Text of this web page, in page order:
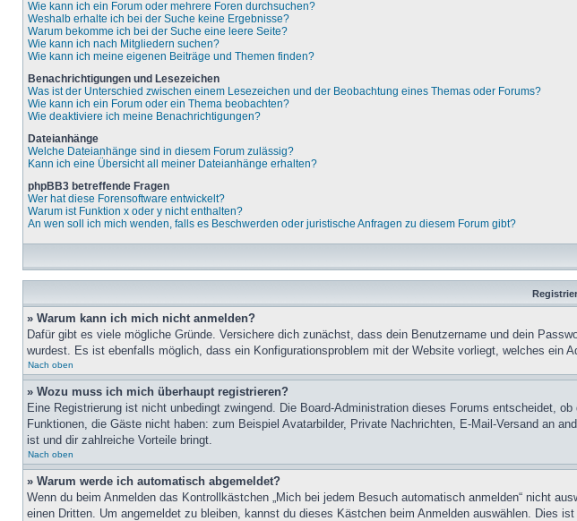
Wie kann ich ein Forum oder mehrere Foren durchsuchen?
Weshalb erhalte ich bei der Suche keine Ergebnisse?
Warum bekomme ich bei der Suche eine leere Seite?
Wie kann ich nach Mitgliedern suchen?
Wie kann ich meine eigenen Beiträge und Themen finden?
Benachrichtigungen und Lesezeichen
Was ist der Unterschied zwischen einem Lesezeichen und der Beobachtung eines Themas oder Forums?
Wie kann ich ein Forum oder ein Thema beobachten?
Wie deaktiviere ich meine Benachrichtigungen?
Dateianhänge
Welche Dateianhänge sind in diesem Forum zulässig?
Kann ich eine Übersicht all meiner Dateianhänge erhalten?
phpBB3 betreffende Fragen
Wer hat diese Forensoftware entwickelt?
Warum ist Funktion x oder y nicht enthalten?
An wen soll ich mich wenden, falls es Beschwerden oder juristische Anfragen zu diesem Forum gibt?
» Warum kann ich mich nicht anmelden?
Dafür gibt es viele mögliche Gründe. Versichere dich zunächst, dass dein Benutzername und dein
wurdest. Es ist ebenfalls möglich, dass ein Konfigurationsproblem mit der Website vorliegt, welches ein
Nach oben
» Wozu muss ich mich überhaupt registrieren?
Eine Registrierung ist nicht unbedingt zwingend. Die Board-Administration dieses Forums entscheidet,
Funktionen, die Gäste nicht haben: zum Beispiel Avatarbilder, Private Nachrichten, E-Mail-Versand an
ist und dir zahlreiche Vorteile bringt.
Nach oben
» Warum werde ich automatisch abgemeldet?
Wenn du beim Anmelden das Kontrollkästchen „Mich bei jedem Besuch automatisch anmelden“ nicht
einen Dritten. Um angemeldet zu bleiben, kannst du dieses Kästchen beim Anmelden auswählen. Dies